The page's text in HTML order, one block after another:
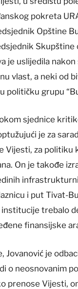
pokreta
Opštine
Skupštine
je uslijedila
vlast, a neki od
političku grupu
sjednice
je za
Vijesti, za politiku
On je takođe
i put Tivat-
institucije trebalo
finansijske
Jovanović je
o neosnovanim
prenose Vijesti,